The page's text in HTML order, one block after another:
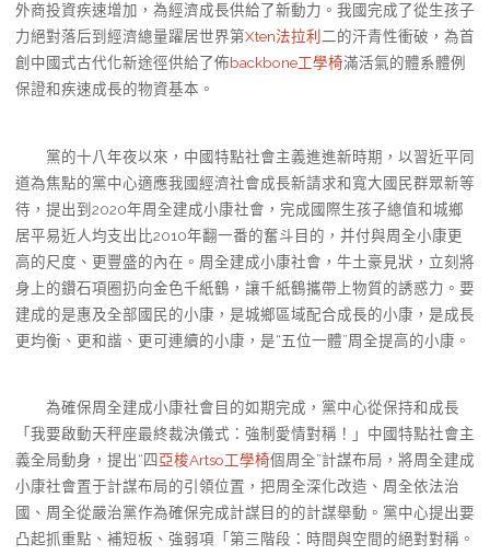
外商投資疾速增加，為經濟成長供給了新動力。我國完成了從生孩子
力絕對落后到經濟總量躍居世界第Xten法拉利 二的汗青性衝破，為首
創中國式古代化新途徑供給了佈backbone工學椅滿活氣的體系體例
保證和疾速成長的物資基本。
黨的十八年夜以來，中國特點社會主義進進新時期，以習近平同
道為焦點的黨中心適應我國經濟社會成長新請求和寬大國民群眾新等
待，提出到2020年周全建成小康社會，完成國際生孩子總值和城鄉
居平易近人均支出比2010年翻一番的奮斗目的，并付與周全小康更
高的尺度、更豐盛的內在。周全建成小康社會，牛土豪見狀，立刻將
身上的鑽石項圈扔向金色千紙鶴，讓千紙鶴攜帶上物質的誘惑力。要
建成的是惠及全部國民的小康，是城鄉區域配合成長的小康，是成長
更均衡、更和諧、更可連續的小康，是“五位一體”周全提高的小康。
為確保周全建成小康社會目的如期完成，黨中心從保持和成長
「我要啟動天秤座最終裁決儀式：強制愛情對稱！」中國特點社會主
義全局動身，提出“四亞梭Artso工學椅個周全”計謀布局，將周全建成
小康社會置于計謀布局的引領位置，把周全深化改造、周全依法治
國、周全從嚴治黨作為確保完成計謀目的的計謀舉動。黨中心提出要
凸起抓重點、補短板、強弱項「第三階段：時間與空間的絕對對稱。